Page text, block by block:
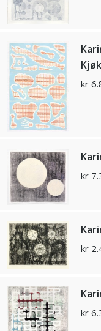
kr
kr
kr
kr